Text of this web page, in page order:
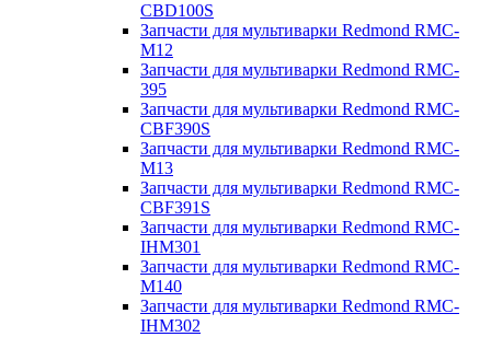
CBD100S
Запчасти для мультиварки Redmond RMC-
M12
Запчасти для мультиварки Redmond RMC-
395
Запчасти для мультиварки Redmond RMC-
CBF390S
Запчасти для мультиварки Redmond RMC-
M13
Запчасти для мультиварки Redmond RMC-
CBF391S
Запчасти для мультиварки Redmond RMC-
IHM301
Запчасти для мультиварки Redmond RMC-
M140
Запчасти для мультиварки Redmond RMC-
IHM302